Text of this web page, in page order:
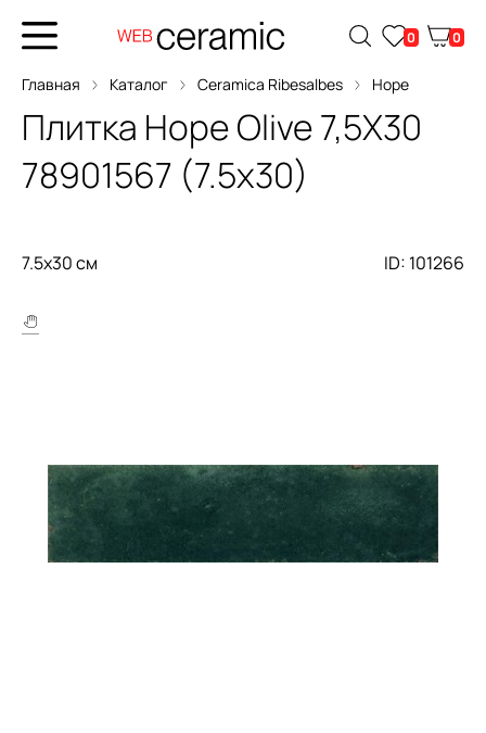
0 0
Главная Каталог Ceramica Ribesalbes Hope
Плитка Hope Olive 7,5X30
78901567 (7.5x30)
7.5x30 см ID: 101266